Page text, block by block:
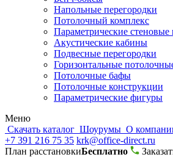
Напольные перегородки
Потолочный комплекс
Параметрические стеновые
Акустические кабины
Подвесные перегородки
Горизонтальные
Потолочные бафы
Потолочные конструкции
Параметрические фигуры
Меню
Скачать каталог Шоурумы О
+7 391 216 75 35 krk@office-direct.ru
План расстановкиБесплатно